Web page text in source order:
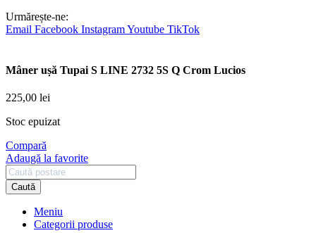
Urmărește-ne:
Email Facebook InstagramYoutube TikTok
Mâner ușă Tupai S LINE 2732 5S Q Crom Lucios
225,00 lei
Stoc epuizat
Compară
Adaugă la favorite
Caută
Meniu
Categorii produse